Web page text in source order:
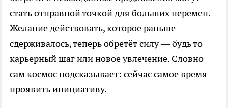
стать отправной точкой для больших перемен.
Желание действовать, которое раньше
сдерживалось, теперь обретёт силу — будь то
карьерный шаг или новое увлечение. Словно
сам космос подсказывает: сейчас самое время
проявить инициативу.